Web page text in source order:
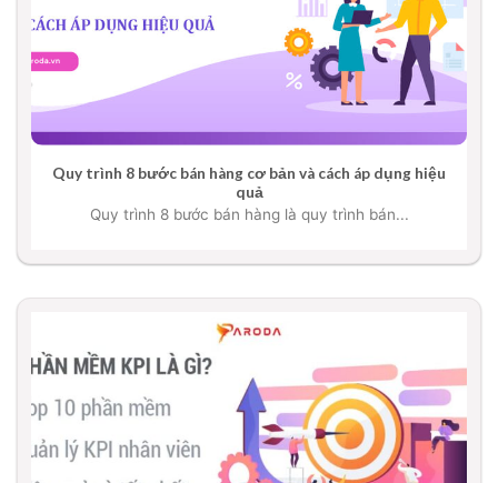
Quy trình 8 bước bán hàng cơ bản và cách áp dụng hiệu
quả
Quy trình 8 bước bán hàng là quy trình bán...